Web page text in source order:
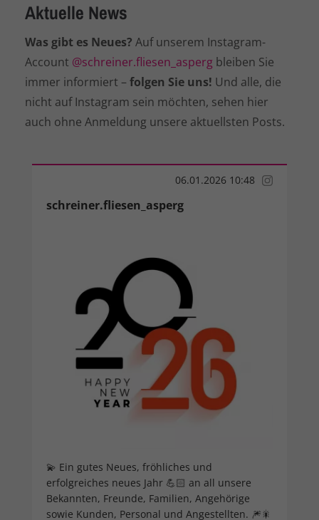
Aktuelle News
Was gibt es Neues? Auf unserem Instagram-
Account @schreiner.fliesen_asperg bleiben Sie
immer informiert – folgen Sie uns! Und alle, die
nicht auf Instagram sein möchten, sehen hier
auch ohne Anmeldung unsere aktuellsten Posts.
06.01.2026 10:48
schreiner.fliesen_asperg
💫 Ein gutes Neues, fröhliches und
erfolgreiches neues Jahr 💪🏻 an all unsere
Bekannten, Freunde, Familien, Angehörige
sowie Kunden, Personal und Angestellten. 🎆🎇